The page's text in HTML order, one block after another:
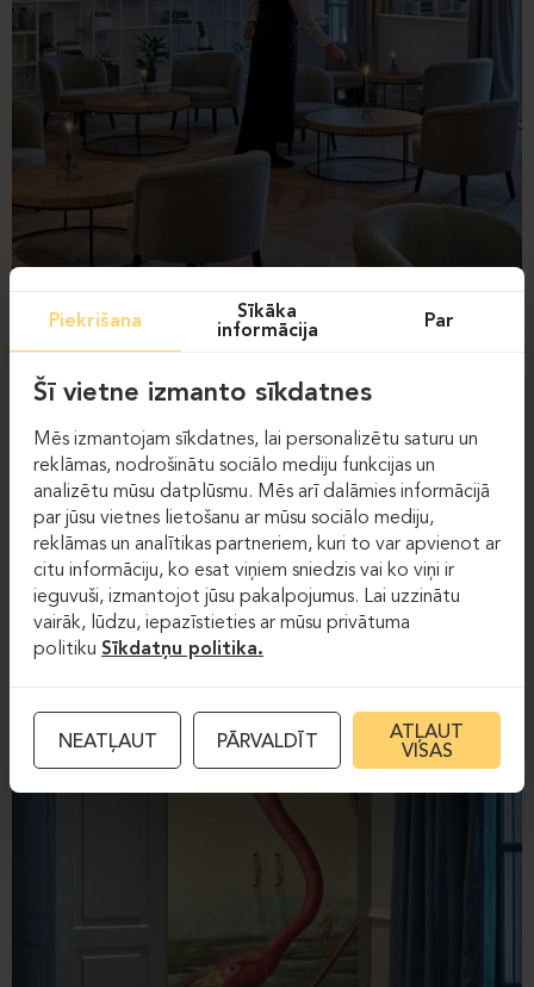
Piekrišana
Sīkāka
informācija
Par
Šī vietne izmanto sīkdatnes
Mēs izmantojam sīkdatnes, lai personalizētu saturu un
reklāmas, nodrošinātu sociālo mediju funkcijas un
analizētu mūsu datplūsmu. Mēs arī dalāmies informācijā
par jūsu vietnes lietošanu ar mūsu sociālo mediju,
reklāmas un analītikas partneriem, kuri to var apvienot ar
citu informāciju, ko esat viņiem sniedzis vai ko viņi ir
ieguvuši, izmantojot jūsu pakalpojumus. Lai uzzinātu
vairāk, lūdzu, iepazīstieties ar mūsu privātuma
politiku Sīkdatņu politika.
NEATĻAUT PĀRVALDĪT
ATĻAUT
VISAS